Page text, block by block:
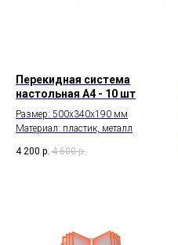
Перекидная система
настольная А4 - 10 шт
Размер: 500х340х190 мм
Материал: пластик, металл
4 200 р. 4 600 р.